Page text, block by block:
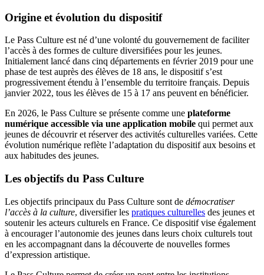
Origine et évolution du dispositif
Le Pass Culture est né d’une volonté du gouvernement de faciliter
l’accès à des formes de culture diversifiées pour les jeunes.
Initialement lancé dans cinq départements en février 2019 pour une
phase de test auprès des élèves de 18 ans, le dispositif s’est
progressivement étendu à l’ensemble du territoire français. Depuis
janvier 2022, tous les élèves de 15 à 17 ans peuvent en bénéficier.
En 2026, le Pass Culture se présente comme une plateforme
numérique accessible via une application mobile qui permet aux
jeunes de découvrir et réserver des activités culturelles variées. Cette
évolution numérique reflète l’adaptation du dispositif aux besoins et
aux habitudes des jeunes.
Les objectifs du Pass Culture
Les objectifs principaux du Pass Culture sont de démocratiser
l’accès à la culture, diversifier les pratiques culturelles des jeunes et
soutenir les acteurs culturels en France. Ce dispositif vise également
à encourager l’autonomie des jeunes dans leurs choix culturels tout
en les accompagnant dans la découverte de nouvelles formes
d’expression artistique.